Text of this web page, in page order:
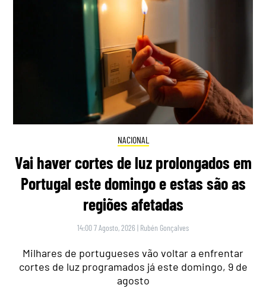
NACIONAL
Vai haver cortes de luz prolongados em
Portugal este domingo e estas são as
regiões afetadas
14:00 7 Agosto, 2026 | Rubén Gonçalves
Milhares de portugueses vão voltar a enfrentar
cortes de luz programados já este domingo, 9 de
agosto